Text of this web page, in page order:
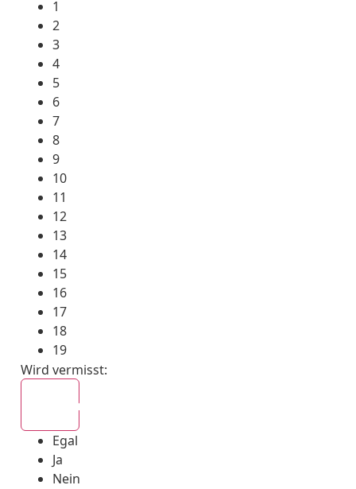
1
2
3
4
5
6
7
8
9
10
11
12
13
14
15
16
17
18
19
Wird vermisst:
Egal
Ja
Nein